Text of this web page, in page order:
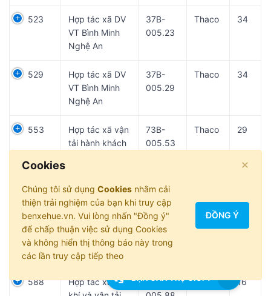
523
Hợp tác xã DV
VT Bình Minh
Nghệ An
37B-
005.23
Thaco 34
529
Hợp tác xã DV
VT Bình Minh
Nghệ An
37B-
005.29
Thaco 34
553
Hợp tác xã vận
tải hành khách
73B-
005.53
Thaco 29
570
Hợp tác xã vận
tải Ôtô Lao Bảo
74B-
005.70
581
Hợp tác xã vận
tải Ôtô Hướng
Hoá
74B-
005.81
FordT 16
588
Hợp tác xã cơ
73B-
FordT 16
Cookies
Chúng tôi sử dụng Cookies nhằm cải
thiện trải nghiệm của bạn khi truy cập
benxehue.vn. Vui lòng nhấn "Đồng ý"
để chấp thuận việc sử dụng Cookies
và không hiển thị thông báo này trong
các lần truy cập tiếp theo
ĐỒNG Ý
×